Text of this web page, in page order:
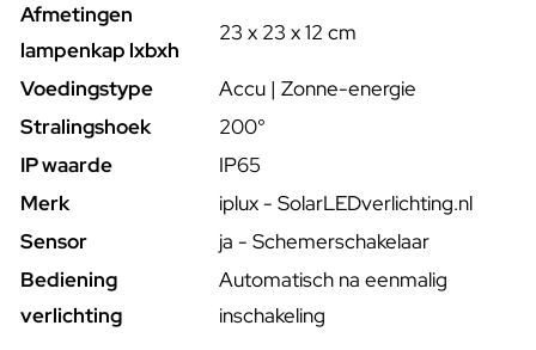
Afmetingen
lampenkap lxbxh
23 x 23 x 12 cm
Voedingstype
Accu | Zonne-energie
Stralingshoek
200°
IP waarde
IP65
Merk
iplux - SolarLEDverlichting.nl
Sensor
ja - Schemerschakelaar
Bediening
verlichting
Automatisch na eenmalig
inschakeling